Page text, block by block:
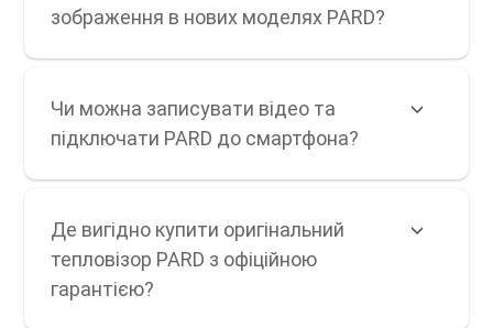
зображення в нових моделях PARD?
Чи можна записувати відео та
підключати PARD до смартфона?
Де вигідно купити оригінальний
тепловізор PARD з офіційною
гарантією?